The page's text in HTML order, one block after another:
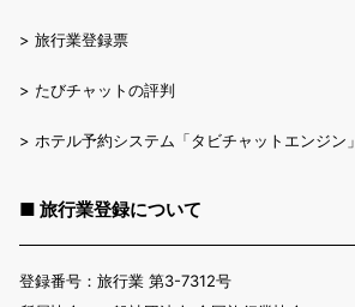
> 旅行業登録票
> たびチャットの評判
> ホテル予約システム「タビチャットエンジン」
■ 旅行業登録について
登録番号：旅行業 第3-7312号